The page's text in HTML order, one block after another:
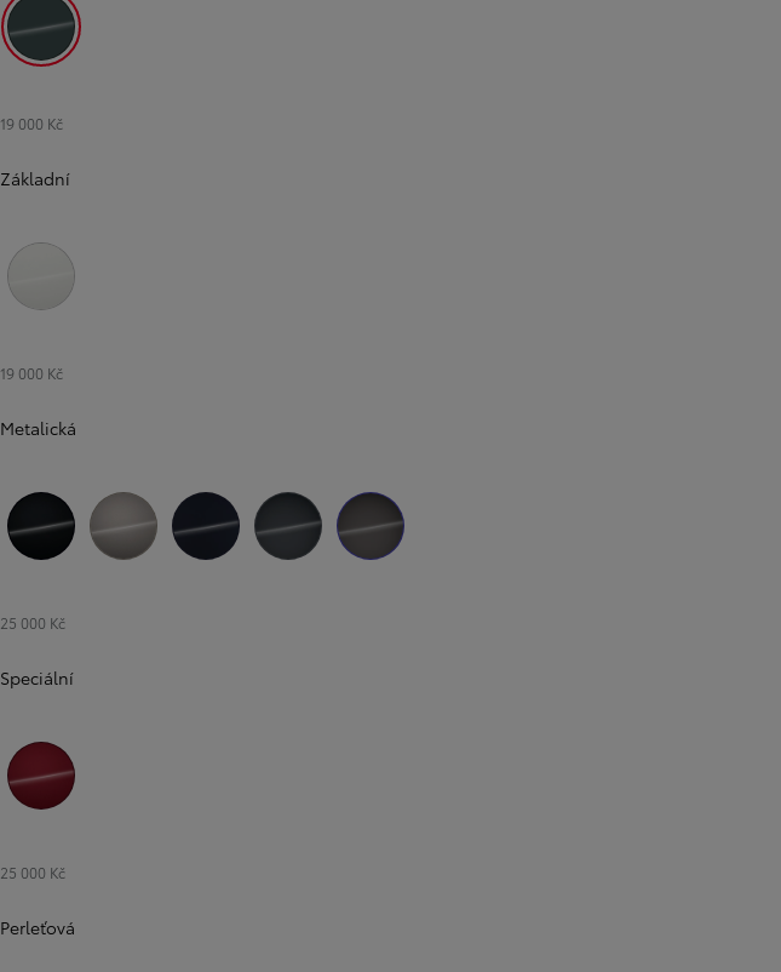
Zelená opálová
19 000 Kč
Základní
19 000 Kč
Metalická
25 000 Kč
Speciální
25 000 Kč
Perleťová